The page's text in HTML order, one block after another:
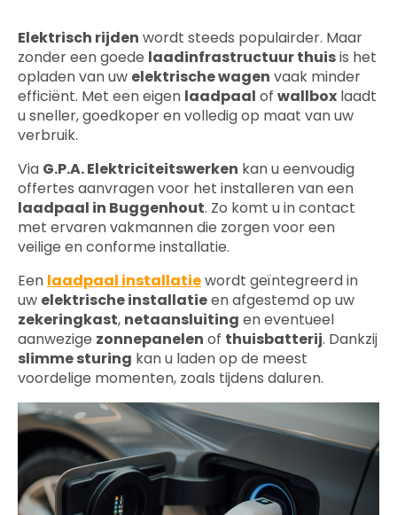
Elektrisch rijden wordt steeds populairder. Maar
zonder een goede laadinfrastructuur thuisis het
opladen van uw elektrische wagen vaak minder
efficiënt. Met een eigen laadpaal of wallbox laadt
u sneller, goedkoper en volledig op maat van uw
verbruik.
Via G.P.A. Elektriciteitswerken kan u eenvoudig
offertes aanvragen voor het installeren van een
laadpaal in Buggenhout. Zo komt u in contact
met ervaren vakmannen die zorgen voor een
veilige en conforme installatie.
Een laadpaal installatiewordt geïntegreerd in
uw elektrische installatieen afgestemd op uw
zekeringkast, netaansluiting en eventueel
aanwezige zonnepanelen of thuisbatterij. Dankzij
slimme sturing kan u laden op de meest
voordelige momenten, zoals tijdens daluren.